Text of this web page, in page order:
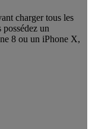
charger tous les
un
8 ou un iPhone X,